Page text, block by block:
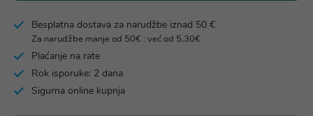
Besplatna dostava za narudžbe iznad 50 €
Za narudžbe manje od 50€ : već od 5,30€
Plaćanje na rate
Rok isporuke: 2 dana
Sigurna online kupnja